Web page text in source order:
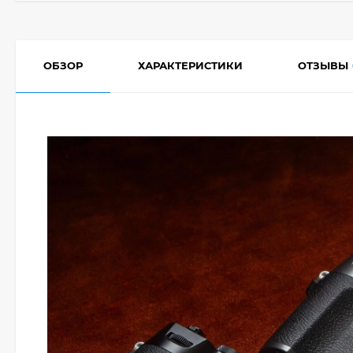
ОБЗОР ХАРАКТЕРИСТИКИ ОТЗЫВЫ